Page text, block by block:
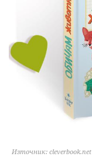
Източник: cleverbook.net